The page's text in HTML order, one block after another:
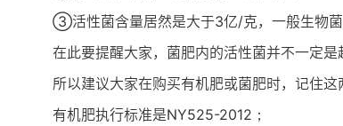
③活性菌含量居然是大于3亿/克，一般生物菌
在此要提醒大家，菌肥内的活性菌并不一定
所以建议大家在购买有机肥或菌肥时，记住这
有机肥执行标准是NY525-2012；